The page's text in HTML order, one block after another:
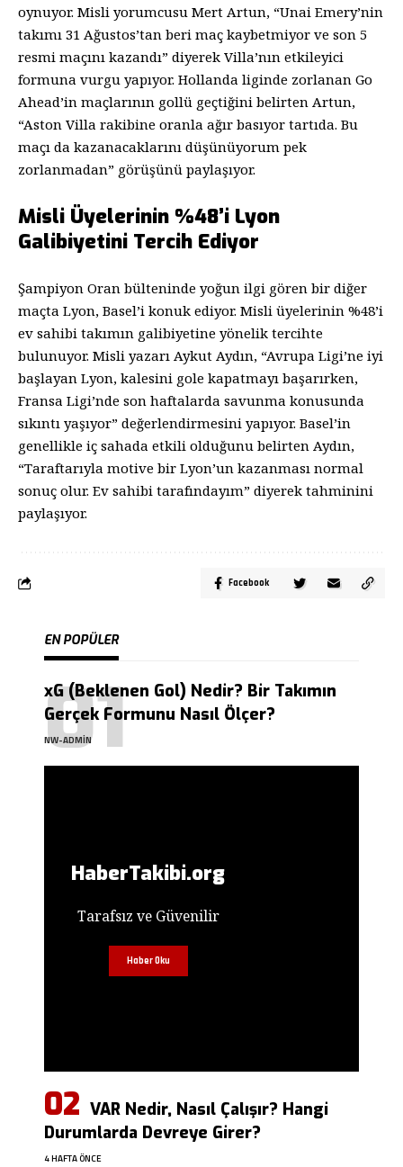
oynuyor. Misli yorumcusu Mert Artun, “Unai Emery’nin
takımı 31 Ağustos’tan beri maç kaybetmiyor ve son 5
resmi maçını kazandı” diyerek Villa’nın etkileyici
formuna vurgu yapıyor. Hollanda liginde zorlanan Go
Ahead’in maçlarının gollü geçtiğini belirten Artun,
“Aston Villa rakibine oranla ağır basıyor tartıda. Bu
maçı da kazanacaklarını düşünüyorum pek
zorlanmadan” görüşünü paylaşıyor.
Misli Üyelerinin %48’i Lyon
Galibiyetini Tercih Ediyor
Şampiyon Oran bülteninde yoğun ilgi gören bir diğer
maçta Lyon, Basel’i konuk ediyor. Misli üyelerinin %48’i
ev sahibi takımın galibiyetine yönelik tercihte
bulunuyor. Misli yazarı Aykut Aydın, “Avrupa Ligi’ne iyi
başlayan Lyon, kalesini gole kapatmayı başarırken,
Fransa Ligi’nde son haftalarda savunma konusunda
sıkıntı yaşıyor” değerlendirmesini yapıyor. Basel’in
genellikle iç sahada etkili olduğunu belirten Aydın,
“Taraftarıyla motive bir Lyon’un kazanması normal
sonuç olur. Ev sahibi tarafındayım” diyerek tahminini
paylaşıyor.
Facebook
EN POPÜLER
xG (Beklenen Gol) Nedir? Bir Takımın
Gerçek Formunu Nasıl Ölçer?
NW-ADMIN
HaberTakibi.org
Tarafsız ve Güvenilir
Haber Oku
VAR Nedir, Nasıl Çalışır? Hangi
Durumlarda Devreye Girer?
4 HAFTA ÖNCE